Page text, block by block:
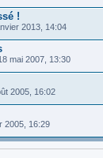
!
2013, 14:04
mai 2007, 13:30
2005, 16:02
2005, 16:29